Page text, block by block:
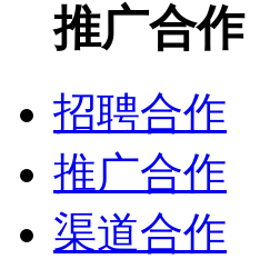
推广合作
招聘合作
推广合作
渠道合作